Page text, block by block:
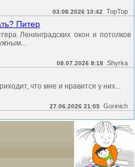
03.08.2026 10:42 TopTop
Питер
Ленинградских окон и потолков
08.07.2026 8:18 Shyrka
что мне и нравится у них...
27.06.2026 21:05 Gorinich